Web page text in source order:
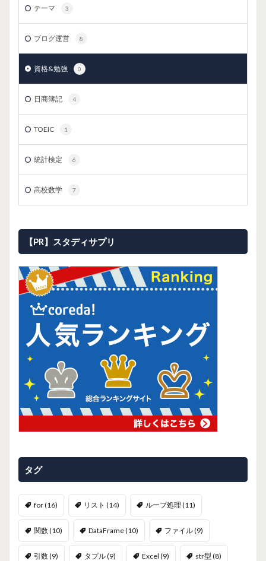
テーマ 3
ブログ運営 8
資格&勉強 0
日商簿記 4
TOEIC 1
統計検定 6
高校数学 7
【PR】スタディサプリ
タグ
for(16) リスト (14) ループ処理 (11)
関数(10) DataFrame(10) ファイル(9)
引数(9) タプル(9) Excel (9) str型 (8)